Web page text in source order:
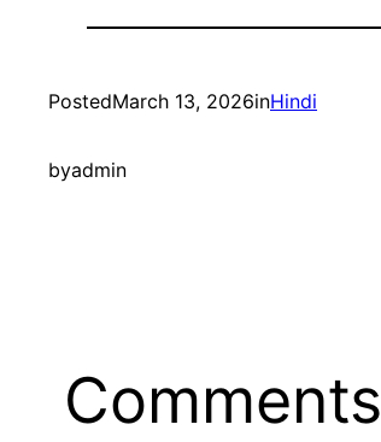
PostedMarch 13, 2026inHindi
byadmin
Comments